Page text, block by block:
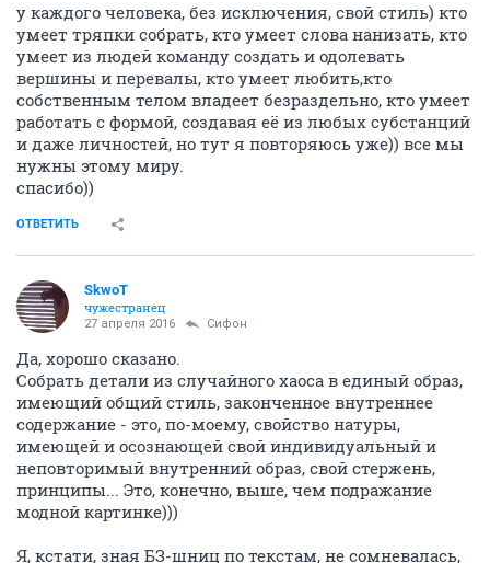
у каждого человека, без исключения, свой стиль) кто
умеет тряпки собрать, кто умеет слова нанизать, кто
умеет из людей команду создать и одолевать
вершины и перевалы, кто умеет любить,кто
собственным телом владеет безраздельно, кто умеет
работать с формой, создавая её из любых субстанций
и даже личностей, но тут я повторяюсь уже)) все мы
нужны этому миру.
спасибо))
ОТВЕТИТЬ
SkwоT
чужестранец
27 апреля 2016 Сифон
Да, хорошо сказано.
Собрать детали из случайного хаоса в единый образ,
имеющий общий стиль, законченное внутреннее
содержание - это, по-моему, свойство натуры,
имеющей и осознающей свой индивидуальный и
неповторимый внутренний образ, свой стержень,
принципы... Это, конечно, выше, чем подражание
модной картинке)))
Я, кстати, зная БЗ-шниц по текстам, не сомневалась,